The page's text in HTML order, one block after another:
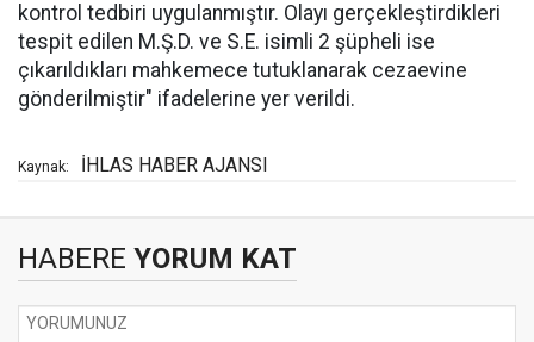
kontrol tedbiri uygulanmıştır. Olayı gerçekleştirdikleri
tespit edilen M.Ş.D. ve S.E. isimli 2 şüpheli ise
çıkarıldıkları mahkemece tutuklanarak cezaevine
gönderilmiştir" ifadelerine yer verildi.
Kaynak: İHLAS HABER AJANSI
HABERE YORUM KAT